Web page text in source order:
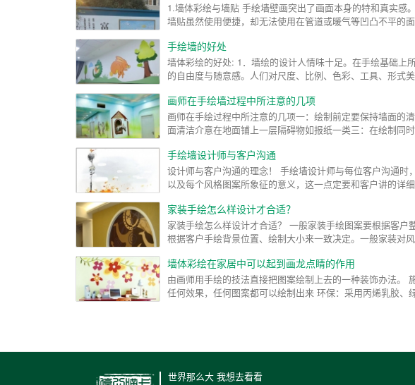
1.墙体彩绘与墙贴 手绘墙壁画突出了画面本身的特和真实感
墙贴虽然使用便捷，却无法使用在管道或暖气等凹凸不平的
手绘墙的好处
墙体彩绘的好处: 1．墙绘的设计人情味十足。在手绘基础
的自由度与随意感。人们对尺度、比例、色彩、工具、形式
画师在手绘墙过程中所注意的几项
画师在手绘过程中所注意的几项一：绘制前定要保持墙面的
面清洁介意在地面铺上一层隔碍物如报纸一类三：在绘制同
手绘墙设计师与客户沟通
设计师与客户沟通的理念！ 手绘墙设计师与每位客户沟通时
以及每个风格图案所象征的意义，这一点定要和客户讲的详
家装手绘怎么样设计才合适？
家装手绘怎么样设计才合适？ 一般家装手绘图案要根据客
根据客户手绘背景位置、绘制大小来一致决定。一般家装对
墙体彩绘在家居中可以起到画龙点睛的作用
由画师用手绘的技法直接把图案绘制上去的一种装饰办法。
任何效果，任何图案都可以绘制出来 环保：采用丙烯乳胶、
世界那么大 我想去看看